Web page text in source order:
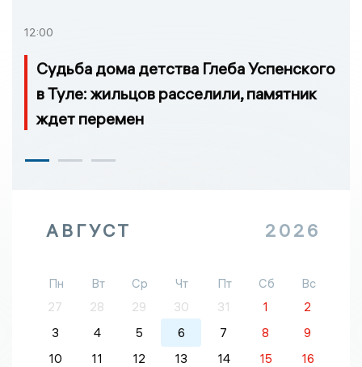
12:00
Судьба дома детства Глеба Успенского
в Туле: жильцов расселили, памятник
ждет перемен
АВГУСТ 2026
Пн Вт Ср Чт Пт Сб
Вс
27
28 29 30 31 1
2
3
4 5 6 7 8
9
10
11 12 13 14 15
16